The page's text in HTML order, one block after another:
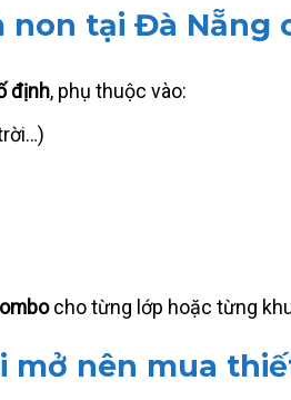
non tại Đà Nẵng
định, phụ thuộc vào:
cho từng lớp hoặc từng
mở nên mua